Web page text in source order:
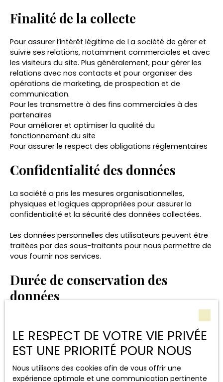
Finalité de la collecte
Pour assurer l’intérêt légitime de La société de gérer et
suivre ses relations, notamment commerciales et avec
les visiteurs du site. Plus généralement, pour gérer les
relations avec nos contacts et pour organiser des
opérations de marketing, de prospection et de
communication.
Pour les transmettre à des fins commerciales à des
partenaires
Pour améliorer et optimiser la qualité du
fonctionnement du site
Pour assurer le respect des obligations réglementaires
Confidentialité des données
La société a pris les mesures organisationnelles,
physiques et logiques appropriées pour assurer la
confidentialité et la sécurité des données collectées.
Les données personnelles des utilisateurs peuvent être
traitées par des sous-traitants pour nous permettre de
vous fournir nos services.
Durée de conservation des
données
Nous conservons vos données uniquement le temps
nécessaire pour les finalités poursuivies, conformément
aux prescriptions légales.
Droits des utilisateurs
LE RESPECT DE VOTRE VIE PRIVÉE
EST UNE PRIORITÉ POUR NOUS
Nous utilisons des cookies afin de vous offrir une
expérience optimale et une communication pertinente